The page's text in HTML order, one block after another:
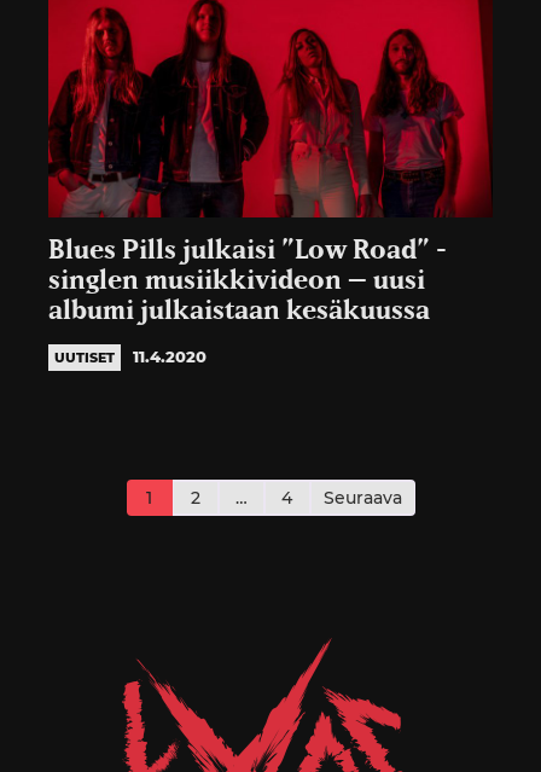
Blues Pills julkaisi ”Low Road” -
singlen musiikkivideon – uusi
albumi julkaistaan kesäkuussa
UUTISET 11.4.2020
sivutus
1 2 … 4 Seuraava